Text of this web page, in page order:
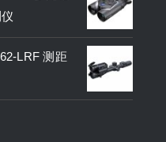
LRF 测距